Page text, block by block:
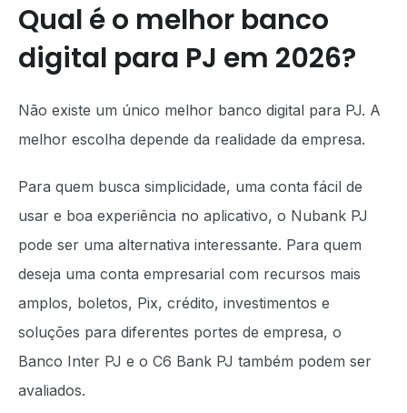
Qual é o melhor banco
digital para PJ em 2026?
Não existe um único melhor banco digital para PJ. A
melhor escolha depende da realidade da empresa.
Para quem busca simplicidade, uma conta fácil de
usar e boa experiência no aplicativo, o Nubank PJ
pode ser uma alternativa interessante. Para quem
deseja uma conta empresarial com recursos mais
amplos, boletos, Pix, crédito, investimentos e
soluções para diferentes portes de empresa, o
Banco Inter PJ e o C6 Bank PJ também podem ser
avaliados.